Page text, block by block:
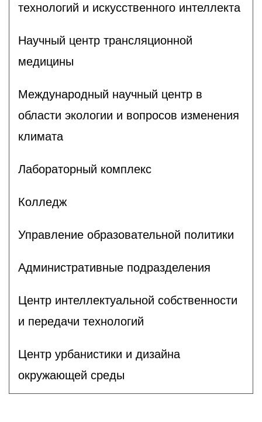
технологий и искусственного интеллекта
Научный центр трансляционной
медицины
Международный научный центр в
области экологии и вопросов изменения
климата
Лабораторный комплекс
Колледж
Управление образовательной политики
Административные подразделения
Центр интеллектуальной собственности
и передачи технологий
Центр урбанистики и дизайна
окружающей среды